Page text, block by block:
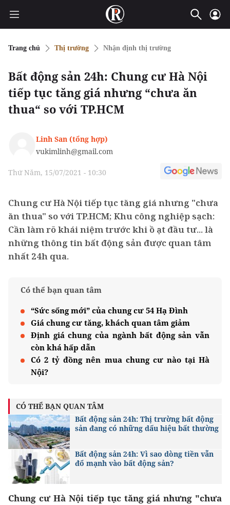
Trang chủ Thị trường Nhận định thị trường
Bất động sản 24h: Chung cư Hà Nội
tiếp tục tăng giá nhưng “chưa ăn
thua“ so với TP.HCM
Linh San (tổng hợp)
vukimlinh@gmail.com
Thứ Năm, 15/07/2021 - 10:30
Chung cư Hà Nội tiếp tục tăng giá nhưng "chưa
ăn thua" so với TP.HCM; Khu công nghiệp sạch:
Cần làm rõ khái niệm trước khi ồ ạt đầu tư... là
những thông tin bất động sản được quan tâm
nhất 24h qua.
Có thể bạn quan tâm
“Sức sống mới” của chung cư 54 Hạ Đình
Giá chung cư tăng, khách quan tâm giảm
Định giá chung của ngành bất động sản vẫn
còn khá hấp dẫn
Có 2 tỷ đồng nên mua chung cư nào tại Hà
Nội?
CÓ THỂ BẠN QUAN TÂM
Bất động sản 24h: Thị trường bất động
sản đang có những dấu hiệu bất thường
Bất động sản 24h: Vì sao dòng tiền vẫn
đổ mạnh vào bất động sản?
Chung cư Hà Nội tiếp tục tăng giá nhưng "chưa